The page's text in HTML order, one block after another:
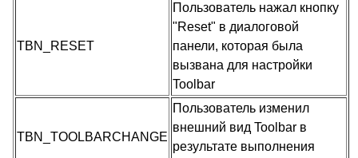
TBN_RESET
Пользователь нажал кнопку
"Reset" в диалоговой
панели, которая была
вызвана для настройки
Toolbar
TBN_TOOLBARCHANGE
Пользователь изменил
внешний вид Toolbar в
результате выполнения